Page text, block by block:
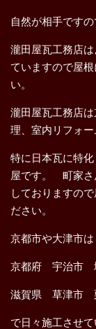
自然が相手です
瀧田屋瓦工務店
ていますので屋
い。
瀧田屋瓦工務店
理、室内リフォー
特に日本瓦に特
屋です。 町家さ
しておりますの
ださい。
京都市や大津市
京都府 宇治市
滋賀県 草津市
で日々施工させ